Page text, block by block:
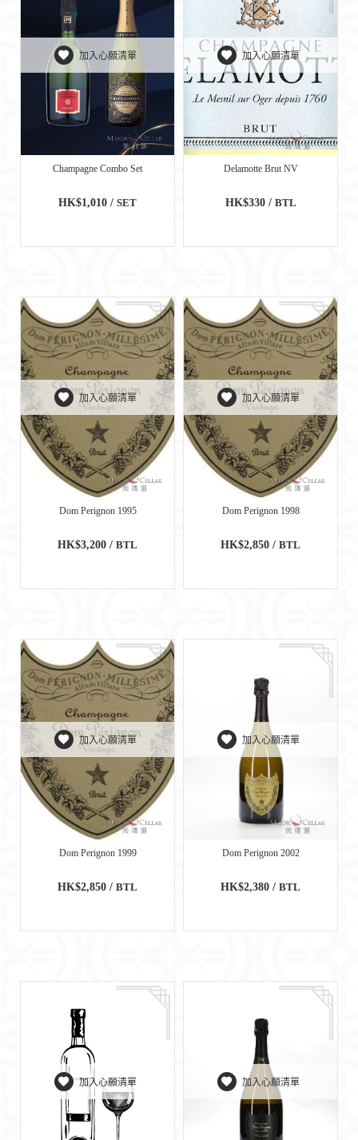
加入心願清單
Champagne Combo Set
HK$1,010 / SET
加入心願清單
Delamotte Brut NV
HK$330 / BTL
加入心願清單
Dom Perignon 1995
HK$3,200 / BTL
加入心願清單
Dom Perignon 1998
HK$2,850 / BTL
加入心願清單
Dom Perignon 1999
HK$2,850 / BTL
加入心願清單
Dom Perignon 2002
HK$2,380 / BTL
加入心願清單 加入心願清單